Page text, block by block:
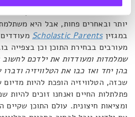
ומעורבים. היא דורשת את הזמן
יותר ובאחרים פחות, אבל היא
במגזיןScholastic Parents
מעורבים בבחירת התוכן וכן בצפייה
שמלמדות ומעודדות את ילדכם לחשוב
בהן יחד ואז כבו את הטלוויזיה
שכזה, הטלוויזיה הופכת להיות מדיום
פתלתלות החיים ואנחנו זוכים להיות
ומציאות חיצונית. עולם התוכן שקיים